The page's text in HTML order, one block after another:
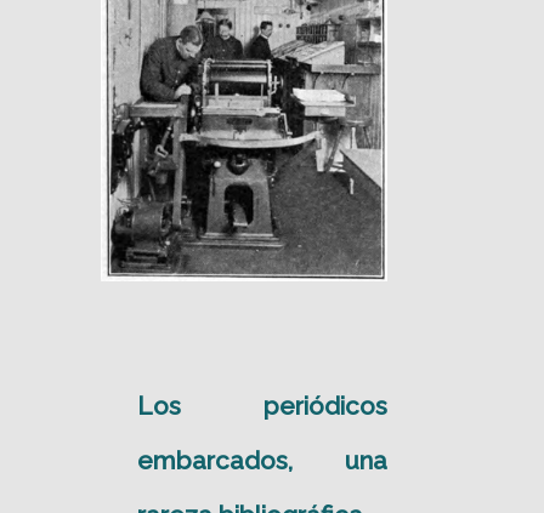
Los periódicos
embarcados, una